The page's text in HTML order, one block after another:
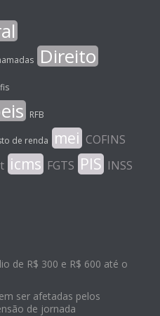
Direito
RFB
de renda mei COFINS
icms FGTS PIS INSS
de R$ 300 e R$ 600 até o
ser afetadas pelos
de jornada